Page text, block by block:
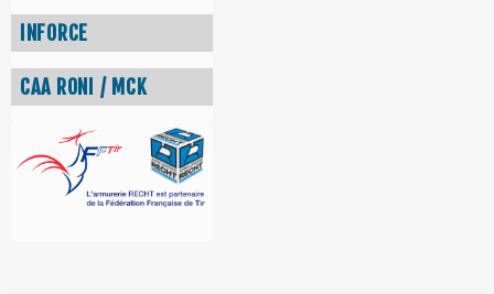
INFORCE
CAA RONI / MCK